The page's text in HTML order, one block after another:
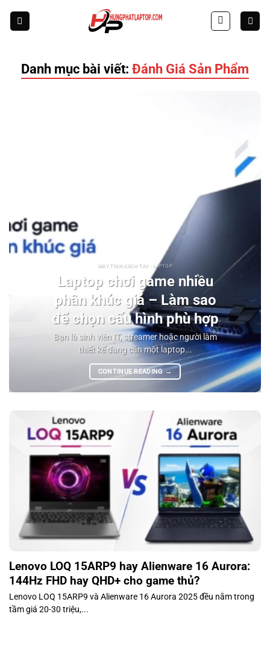
Danh mục bài viết: Đánh Giá Sản Phẩm
MÁY TÍNH XÁCH TAY - LAPTOP
Laptop chơi game nhiều
phân khúc giá – Làm sao
để chọn cấu hình phù hợp
Bạn là sinh viên IT, streamer hoặc người làm
thiết kế đang cần một laptop...
CONTINUE READING→
Lenovo LOQ 15ARP9 hay Alienware 16 Aurora:
144Hz FHD hay QHD+ cho game thủ?
Lenovo LOQ 15ARP9 và Alienware 16 Aurora 2025 đều nằm trong
tầm giá 20-30 triệu,...